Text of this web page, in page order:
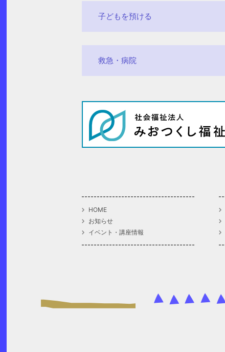
子どもを預ける
救急・病院
HOME
お知らせ
イベント・講座情報